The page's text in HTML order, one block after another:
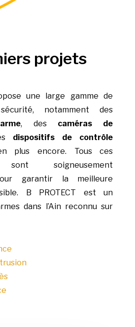
projets
une large gamme de
notamment des
, des caméras de
dispositifs de contrôle
plus encore. Tous ces
sont soigneusement
garantir la meilleure
B PROTECT est un
dans l’Ain reconnu sur